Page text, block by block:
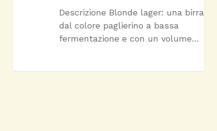
Descrizione Blonde lager: una birra
dal colore paglierino a bassa
fermentazione e con un volume…